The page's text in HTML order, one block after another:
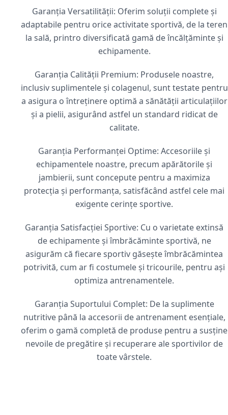
Garanția Versatilității: Oferim soluții complete și
adaptabile pentru orice activitate sportivă, de la teren
la sală, printro diversificată gamă de încălțăminte și
echipamente.
Garanția Calității Premium: Produsele noastre,
inclusiv suplimentele și colagenul, sunt testate pentru
a asigura o întreținere optimă a sănătății articulațiilor
și a pielii, asigurând astfel un standard ridicat de
calitate.
Garanția Performanței Optime: Accesoriile și
echipamentele noastre, precum apărătorile și
jambierii, sunt concepute pentru a maximiza
protecția și performanța, satisfăcând astfel cele mai
exigente cerințe sportive.
Garanția Satisfacției Sportive: Cu o varietate extinsă
de echipamente și îmbrăcăminte sportivă, ne
asigurăm că fiecare sportiv găsește îmbrăcămintea
potrivită, cum ar fi costumele și tricourile, pentru ași
optimiza antrenamentele.
Garanția Suportului Complet: De la suplimente
nutritive până la accesorii de antrenament esențiale,
oferim o gamă completă de produse pentru a susține
nevoile de pregătire și recuperare ale sportivilor de
toate vârstele.